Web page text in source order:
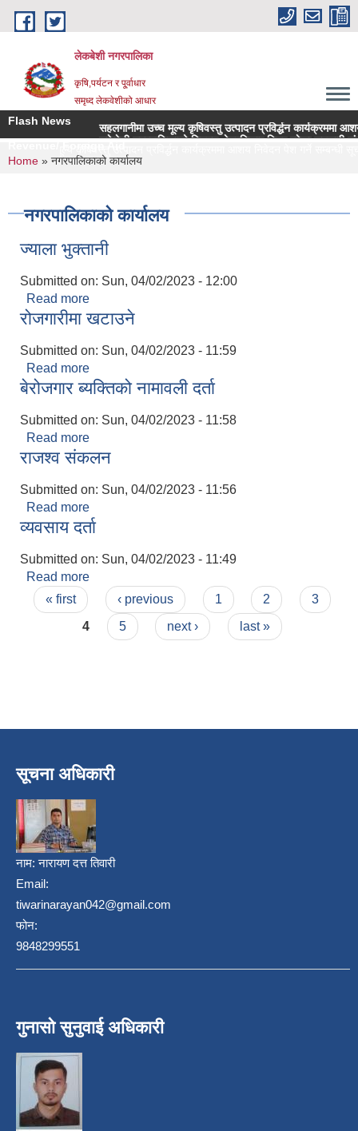
Skip to main content
लेकबेशी नगरपालिका
कृषि,पर्यटन र पू्र्वाधार
समृध्द लेकवेशीको आधार
Flash News
सहलगानीमा उच्च मूल्य कृषिवस्तु उत्पादन प्रविर्द्धन कार्यक्रममा
लकेवेशी नगरपालिकाको नियमन क्षेत्रधिकार भित्र रहेका सहकारी
You are here
Home » नगरपालिकाको कार्यालय
नगरपालिकाको कार्यालय
ज्याला भुक्तानी
Submitted on: Sun, 04/02/2023 - 12:00
Read more
रोजगारीमा खटाउने
Submitted on: Sun, 04/02/2023 - 11:59
Read more
बेरोजगार ब्यक्तिको नामावली दर्ता
Submitted on: Sun, 04/02/2023 - 11:58
Read more
राजश्व संकलन
Submitted on: Sun, 04/02/2023 - 11:56
Read more
व्यवसाय दर्ता
Submitted on: Sun, 04/02/2023 - 11:49
Read more
Pages
« first ‹ previous 1 2
3
4
5 next › last »
सूचना अधिकारी
नाम:नारायण दत्त तिवारी
Email:
tiwarinarayan042@gmail.com
फोन:
9848299551
गुनासो सुनुवाई अधिकारी